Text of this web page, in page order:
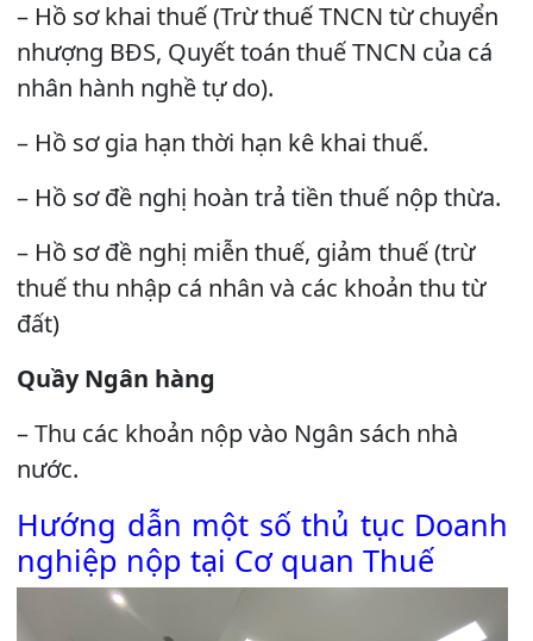
– Hồ sơ khai thuế (Trừ thuế TNCN từ chuyển
nhượng BĐS, Quyết toán thuế TNCN của cá
nhân hành nghề tự do).
– Hồ sơ gia hạn thời hạn kê khai thuế.
– Hồ sơ đề nghị hoàn trả tiền thuế nộp thừa.
– Hồ sơ đề nghị miễn thuế, giảm thuế (trừ
thuế thu nhập cá nhân và các khoản thu từ
đất)
Quầy Ngân hàng
– Thu các khoản nộp vào Ngân sách nhà
nước.
Hướng dẫn một số thủ tục Doanh
nghiệp nộp tại Cơ quan Thuế